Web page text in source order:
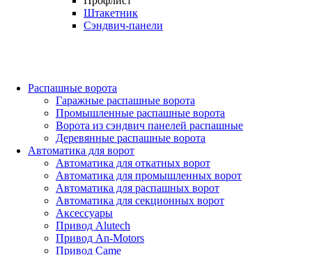
Штакетник
Сэндвич-панели
Распашные ворота
Гаражные распашные ворота
Промышленные распашные ворота
Ворота из сэндвич панелей распашные
Деревянные распашные ворота
Автоматика для ворот
Автоматика для откатных ворот
Автоматика для промышленных ворот
Автоматика для распашных ворот
Автоматика для секционных ворот
Аксессуары
Привод Alutech
Привод An-Motors
Привод Came